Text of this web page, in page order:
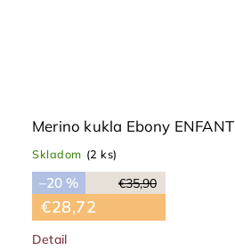
Merino kukla Ebony ENFANT
Skladom (2 ks)
€35,90
–20 %
€28,72
Detail